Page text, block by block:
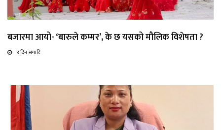
बजारमा आयो- ‘बारुले कम्मर’, के छ यसको मौलिक विशेषता ?
3 दिन अगाडि